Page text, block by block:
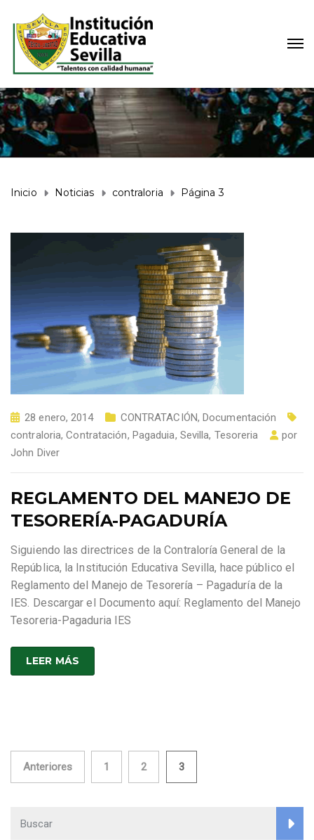
Inicio Noticias contraloria Página 3
28 enero, 2014 CONTRATACIÓN, Documentación
contraloria,Contratación, Pagaduia, Sevilla, Tesoreria
por
John Diver
REGLAMENTO DEL MANEJO DE
TESORERÍA-PAGADURÍA
Siguiendo las directrices de la Contraloría General de la
República, la Institución Educativa Sevilla, hace público el
Reglamento del Manejo de Tesorería – Pagaduría de la
IES. Descargar el Documento aquí: Reglamento del Manejo
Tesoreria-Pagaduria IES
LEER MÁS
Paginación
entradas
Anteriores 1 2 3